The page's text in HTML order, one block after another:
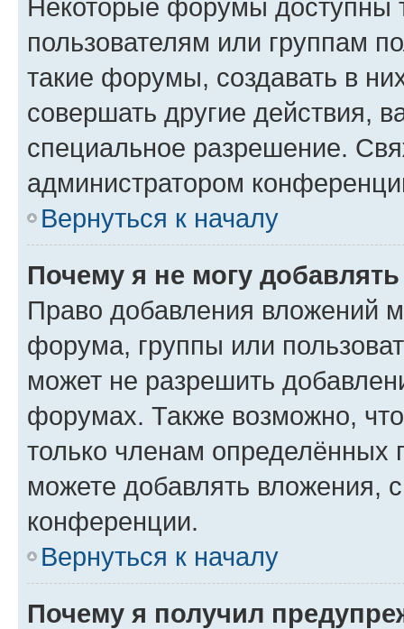
Некоторые форумы доступны
пользователям или группам
такие форумы, создавать в
совершать другие действия,
специальное разрешение.
администратором
Вернуться к началу
Почему я не могу
Право добавления вложений
форума, группы или
может не разрешить
форумах. Также возможно,
только членам определённых
можете добавлять вложения,
конференции.
Вернуться к началу
Почему я получил